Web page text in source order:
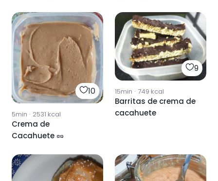
10
5min · 2531 kcal
Crema de
Cacahuete 🥜
9
15min · 749 kcal
Barritas de crema de
cacahuete